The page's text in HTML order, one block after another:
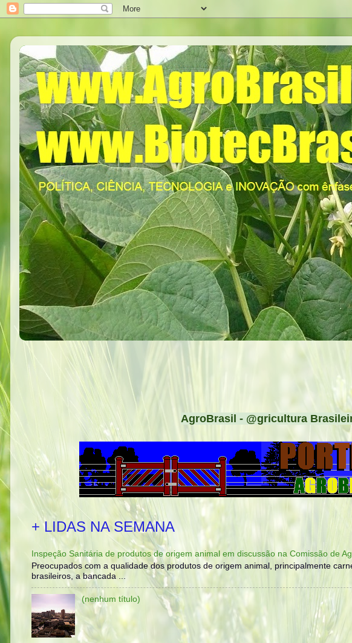
AgroBrasil - @gricultura
+ LIDAS NA SEMANA
Inspeção Sanitária de produtos de origem animal em discussão na Comissão de
Preocupados com a qualidade dos produtos de origem animal, principalmente
brasileiros, a bancada ...
(nenhum título)